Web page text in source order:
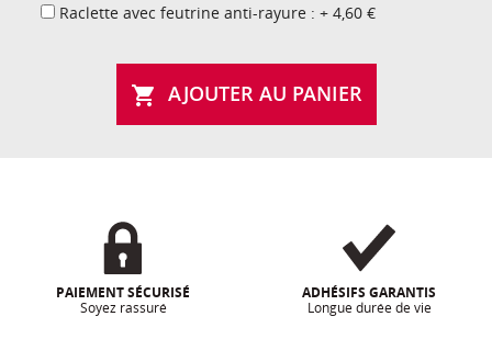
Raclette avec feutrine anti-rayure : + 4,60 €
 AJOUTER AU PANIER
PAIEMENT SÉCURISÉ
Soyez rassuré
ADHÉSIFS GARANTIS
Longue durée de vie